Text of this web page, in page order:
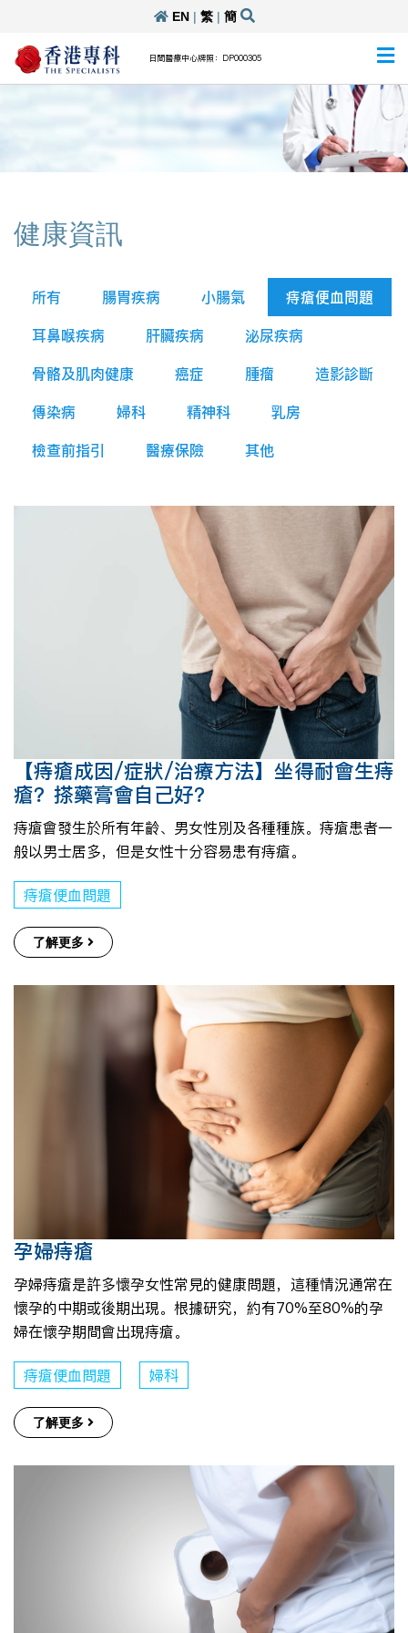
EN| 繁| 簡
日間醫療中心牌照：DP000305
健康資訊
所有 腸胃疾病 小腸氣
痔瘡便血問題
耳鼻喉疾病
肝臟疾病
泌尿疾病
骨骼及肌肉健康
癌症 腫瘤
造影診斷
傳染病
婦科 精神科
乳房
檢查前指引
醫療保險 其他
【痔瘡成因/症狀/治療方法】坐得耐會生痔
瘡？搽藥膏會自己好？
痔瘡會發生於所有年齡、男女性別及各種種族。痔瘡患者一
般以男士居多，但是女性十分容易患有痔瘡。
痔瘡便血問題
了解更多
孕婦痔瘡
孕婦痔瘡是許多懷孕女性常見的健康問題，這種情況通常在
懷孕的中期或後期出現。根據研究，約有70%至80%的孕
婦在懷孕期間會出現痔瘡。
痔瘡便血問題 婦科
了解更多